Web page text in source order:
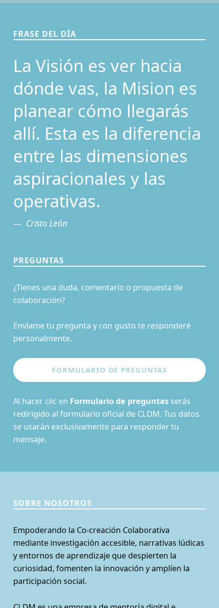
FRASE DEL DÍA
La Visión es ver hacia
dónde vas, la Mision es
planear cómo llegarás
allí. Esta es la diferencia
entre las dimensiones
aspiracionales y las
operativas.
Cristo León
PREGUNTAS
¿Tienes una duda, comentario o propuesta de
colaboración?
Envíame tu pregunta y con gusto te responderé
personalmente.
Al hacer clic en Formulario de preguntasserás
redirigido al formulario oficial de CLDM. Tus datos
se usarán exclusivamente para responder tu
mensaje.
SOBRE NOSOTROS
Empoderando la Co-creación Colaborativa
mediante investigación accesible, narrativas lúdicas
y entornos de aprendizaje que despierten la
curiosidad, fomenten la innovación y amplíen la
participación social.